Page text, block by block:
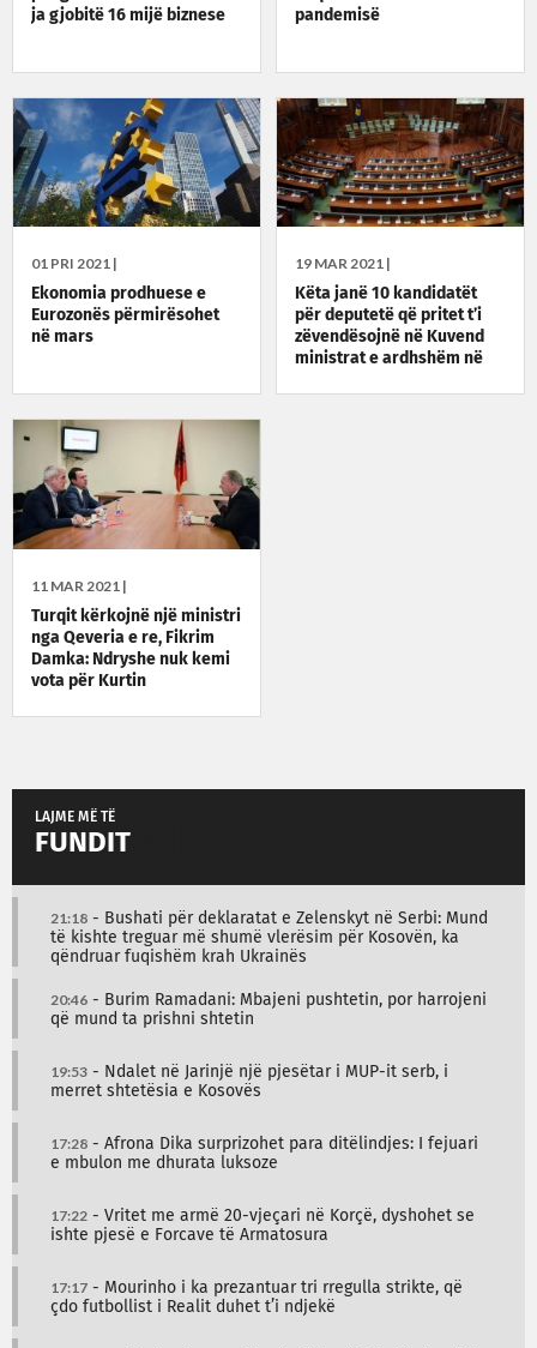
ja gjobitë 16 mijë biznese
pandemisë
01 PRI 2021 |
Ekonomia prodhuese e
Eurozonës përmirësohet
në mars
19 MAR 2021 |
Këta janë 10 kandidatët
për deputetë që pritet t’i
zëvendësojnë në Kuvend
ministrat e ardhshëm në
11 MAR 2021 |
Turqit kërkojnë një ministri
nga Qeveria e re, Fikrim
Damka: Ndryshe nuk kemi
vota për Kurtin
LAJME MË TË
FUNDIT
21:18 - Bushati për deklaratat e Zelenskyt në Serbi: Mund
të kishte treguar më shumë vlerësim për Kosovën, ka
qëndruar fuqishëm krah Ukrainës
20:46 - Burim Ramadani: Mbajeni pushtetin, por harrojeni
që mund ta prishni shtetin
19:53 - Ndalet në Jarinjë një pjesëtar i MUP-it serb, i
merret shtetësia e Kosovës
17:28 - Afrona Dika surprizohet para ditëlindjes: I fejuari
e mbulon me dhurata luksoze
17:22 - Vritet me armë 20-vjeçari në Korçë, dyshohet se
ishte pjesë e Forcave të Armatosura
17:17 - Mourinho i ka prezantuar tri rregulla strikte, që
çdo futbollist i Realit duhet t’i ndjekë